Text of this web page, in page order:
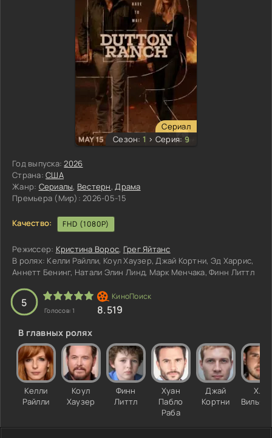
Сериал
Сезон: 1 > Серия: 9
Год выпуска: 2026
Страна: США
Жанр: Сериалы, Вестерн,Драма
Премьера (Мир): 2026-05-15
Качество: FHD (1080P)
Режиссер: Кристина Ворос, Грег Яйтанс
В ролях: Келли Райлли, Коул Хаузер, Джай Кортни, Эд Харрис,
Аннетт Бенинг, Натали Элин Линд, Марк Менчака, Финн Литтл
5
Голосов:1
4
5
8.519
В главных ролях
Келли
Райлли
Коул
Хаузер
Финн
Литтл
Хуан
Пабло
Раба
Джай
Кортни
Х.Р.